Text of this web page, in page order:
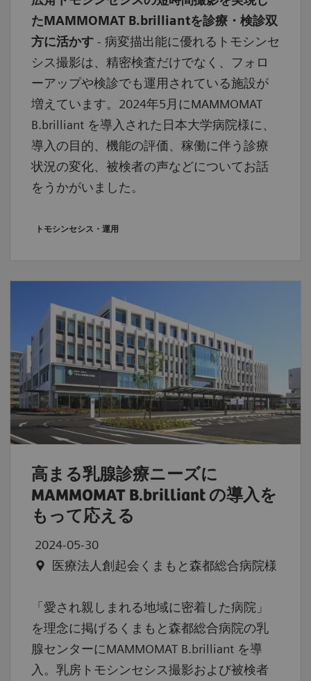
たMAMMOMAT B.brilliantを診療・検診双
方に活かす - 病変描出能に優れるトモシンセ
シス撮影は、精密検査だけでなく、フォロ
ーアップや検診でも運用されている施設が
増えています。2024年5月にMAMMOMAT
B.brilliant を導入された日本大学病院様に、
導入の目的、機能の評価、稼働に伴う診療
状況の変化、被検者の声などについてお話
をうかがいました。
トモシンセシス・運用
高まる乳腺診療ニーズに
MAMMOMAT B.brilliant の導入を
もって応える
2024-05-30
医療法人創起会くまもと森都総合病院様
「愛され親しまれる地域に密着した病院」
を理念に掲げるくまもと森都総合病院の乳
腺センターにMAMMOMAT B.brilliant を導
入。乳房トモシンセシス撮影および被検者